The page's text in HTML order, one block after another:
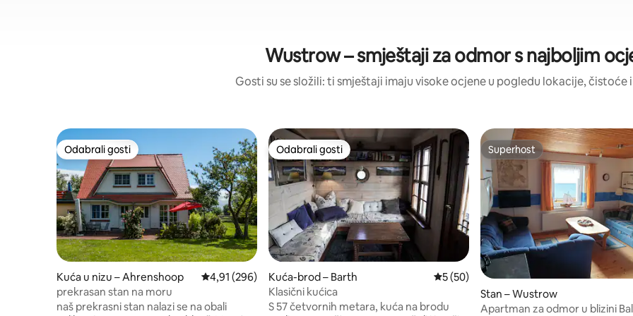
Wustrow – smještaji za odmor s najboljim
Gosti su se složili: ti smještaji imaju visoke ocjene u pogledu lokacije, čistoće
Odabrali gosti
Odabrali gosti
Kuća u nizu – Ahrenshoop Prosječna ocjena: 4,91/5, recenzija: 296
4,91 (296)
prekrasan stan na moru
naš prekrasni stan nalazi se na obali
Odabrali gosti
Odabrali gosti
Kuća-brod – Barth Prosječna ocjena: 5/5, recenzija: 50
5 (50)
Klasični kućica
S 57 četvornih metara, kuća na brodu
Superhost
Superhost
Stan – Wustrow
Apartman za odmor u blizini